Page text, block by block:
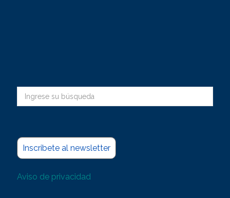
Inscribete al newsletter
Aviso de privacidad